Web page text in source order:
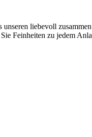
unseren liebevoll
Feinheiten zu jedem